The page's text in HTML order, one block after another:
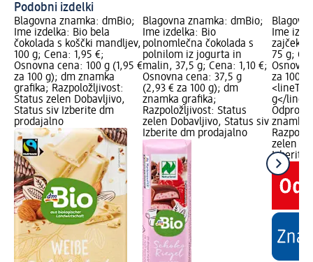
Podobni izdelki
Blagovna znamka: dmBio;
Ime izdelka: Bio bela
čokolada s koščki mandljev,
100 g; Cena: 1,95 €;
Osnovna cena: 100 g (1,95 €
za 100 g); dm znamka
grafika; Razpoložljivost:
Status zelen Dobavljivo,
Status siv Izberite dm
prodajalno
Blagovna znamka: dmBio;
Ime izdelka: Bio
polnomlečna čokolada s
polnilom iz jogurta in
malin, 37,5 g; Cena: 1,10 €;
Osnovna cena: 37,5 g
(2,93 € za 100 g); dm
znamka grafika;
Razpoložljivost: Status
zelen Dobavljivo, Status siv
Izberite dm prodajalno
Ime
zajček
75 g;
za 100 g |
g</
znamka
zelen
Izberite